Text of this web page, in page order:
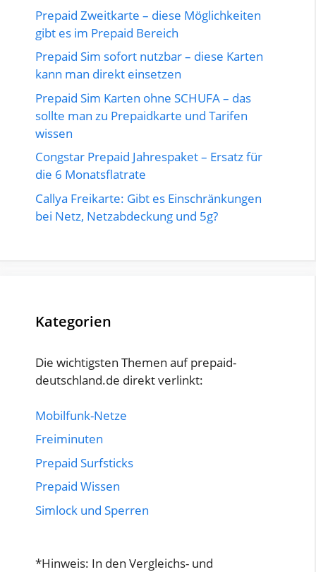
Prepaid Zweitkarte – diese Möglichkeiten
gibt es im Prepaid Bereich
Prepaid Sim sofort nutzbar – diese Karten
kann man direkt einsetzen
Prepaid Sim Karten ohne SCHUFA – das
sollte man zu Prepaidkarte und Tarifen
wissen
Congstar Prepaid Jahrespaket – Ersatz für
die 6 Monatsflatrate
Callya Freikarte: Gibt es Einschränkungen
bei Netz, Netzabdeckung und 5g?
Kategorien
Die wichtigsten Themen auf prepaid-
deutschland.de direkt verlinkt:
Mobilfunk-Netze
Freiminuten
Prepaid Surfsticks
Prepaid Wissen
Simlock und Sperren
*Hinweis: In den Vergleichs- und